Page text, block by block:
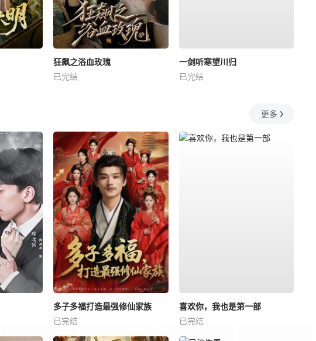
狂飙之浴血玫瑰
已完结
一剑听寒望川归
已完结
更多
多子多福打造最强修仙家族
已完结
喜欢你，我也是第一部
已完结